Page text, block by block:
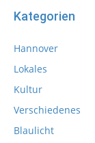
Kategorien
Hannover
Lokales
Kultur
Verschiedenes
Blaulicht